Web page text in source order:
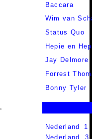
Baccara
Wim van
Status Quo
Hepie en
Jay Delmore
Forrest
Bonny Tyler
Nederland
Nederland